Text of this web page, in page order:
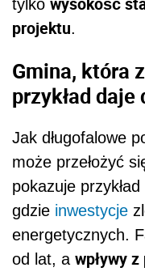
tylko
projektu.
Gmina, która
przykład
Jak długofalowe
może przełożyć
pokazuje
gdzie inwestycje
energetycznych.
od lat, a wpływy